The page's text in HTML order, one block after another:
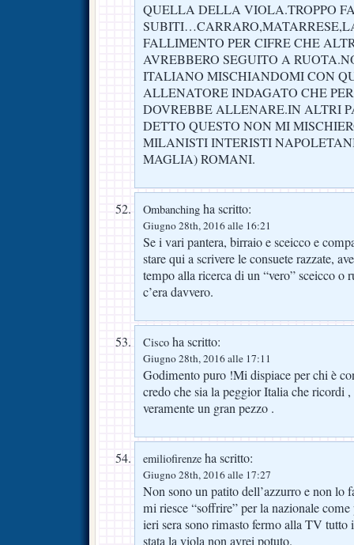
QUELLA DELLA VIOLA.TROPPO
FALLIMENTO PER CIFRE CHE
AVREBBERO SEGUITO A
ITALIANO MISCHIANDOMI CON
ALLENATORE INDAGATO CHE
DOVREBBE ALLENARE.IN ALTRI
DETTO QUESTO NON MI
MILANISTI INTERISTI
MAGLIA) ROMANI.
Ombanching ha scritto:
Giugno 28th, 2016 alle 16:21
Se i vari pantera, birraio e sceicco e
stare qui a scrivere le consuete razzate,
tempo alla ricerca di un “vero” sceicco o
c’era davvero.
Cisco ha scritto:
Giugno 28th, 2016 alle 17:11
Godimento puro !Mi dispiace per chi è
credo che sia la peggior Italia che ricordi
veramente un gran pezzo .
emiliofirenze ha scritto:
Giugno 28th, 2016 alle 17:27
Non sono un patito dell’azzurro e non lo
mi riesce “soffrire” per la nazionale
ieri sera sono rimasto fermo alla TV tutto
stata la viola non avrei potuto.